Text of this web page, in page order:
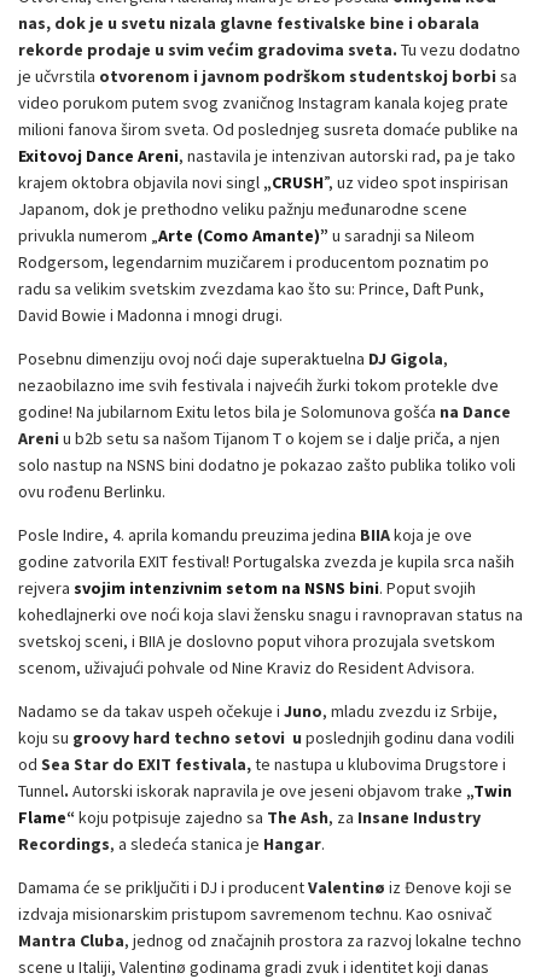
nas, dok je u svetu nizala glavne festivalske bine i obarala
rekorde prodaje u svim većim gradovima sveta. Tu vezu dodatno
je učvrstila otvorenom i javnom podrškom studentskoj borbi sa
video porukom putem svog zvaničnog Instagram kanala kojeg prate
milioni fanova širom sveta. Od poslednjeg susreta domaće publike na
Exitovoj Dance Areni, nastavila je intenzivan autorski rad, pa je tako
krajem oktobra objavila novi singl „CRUSH”, uz video spot inspirisan
Japanom, dok je prethodno veliku pažnju međunarodne scene
privukla numerom „Arte (Como Amante)” u saradnji sa Nileom
Rodgersom, legendarnim muzičarem i producentom poznatim po
radu sa velikim svetskim zvezdama kao što su: Prince, Daft Punk,
David Bowie i Madonna i mnogi drugi.
Posebnu dimenziju ovoj noći daje superaktuelna DJ Gigola,
nezaobilazno ime svih festivala i najvećih žurki tokom protekle dve
godine! Na jubilarnom Exitu letos bila je Solomunova gošća na Dance
Areni u b2b setu sa našom Tijanom T o kojem se i dalje priča, a njen
solo nastup na NSNS bini dodatno je pokazao zašto publika toliko voli
ovu rođenu Berlinku.
Posle Indire, 4. aprila komandu preuzima jedina BIIAkoja je ove
godine zatvorila EXIT festival! Portugalska zvezda je kupila srca naših
rejvera svojim intenzivnim setom na NSNS bini. Poput svojih
kohedlajnerki ove noći koja slavi žensku snagu i ravnopravan status na
svetskoj sceni, i BIIA je doslovno poput vihora prozujala svetskom
scenom, uživajući pohvale od Nine Kraviz do Resident Advisora.
Nadamo se da takav uspeh očekuje i Juno, mladu zvezdu iz Srbije,
koju su groovy hard techno setovi u poslednjih godinu dana vodili
od Sea Star do EXIT festivala,te nastupa u klubovima Drugstore i
Tunnel. Autorski iskorak napravila je ove jeseni objavom trake „Twin
Flame“koju potpisuje zajedno sa The Ash, za Insane Industry
Recordings, a sledeća stanica je Hangar.
Damama će se priključiti i DJ i producentValentinø iz Đenove koji se
izdvaja misionarskim pristupom savremenom technu. Kao osnivač
Mantra Cluba, jednog od značajnih prostora za razvoj lokalne techno
scene u Italiji, Valentinø godinama gradi zvuk i identitet koji danas